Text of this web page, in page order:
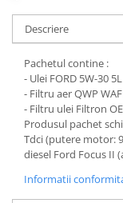
Descriere
Pachetul contine :
- Ulei FORD 5W-30 5L
- Filtru aer QWP
- Filtru ulei Filtron
Produsul pachet
Tdci (putere motor:
diesel Ford Focus II
Informatii